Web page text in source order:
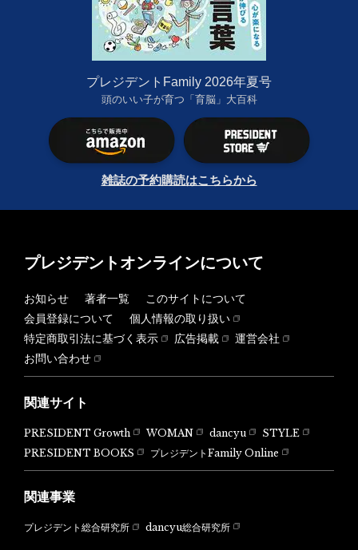
プレジデントFamily 2026年夏号
頭のいい子が育つ「育脳」大百科
雑誌の予約購読はこちらから
プレジデントオンラインについて
お知らせ 著者一覧
このサイトについて
会員登録について
個人情報の取り扱い
特定商取引法に基づく表示
広告掲載
運営会社
お問い合わせ
関連サイト
PRESIDENT Growth WOMAN dancyu
STYLE
PRESIDENT BOOKS
プレジデントFamily Online
関連事業
プレジデント総合研究所 dancyu総合研究所